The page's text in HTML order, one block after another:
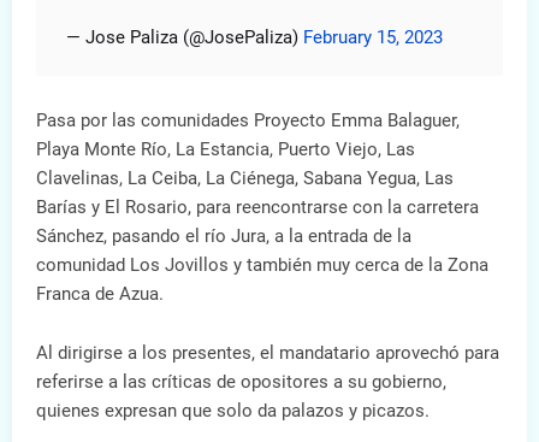
— Jose Paliza (@JosePaliza) February 15, 2023
Pasa por las comunidades Proyecto Emma Balaguer,
Playa Monte Río, La Estancia, Puerto Viejo, Las
Clavelinas, La Ceiba, La Ciénega, Sabana Yegua, Las
Barías y El Rosario, para reencontrarse con la carretera
Sánchez, pasando el río Jura, a la entrada de la
comunidad Los Jovillos y también muy cerca de la Zona
Franca de Azua.
Al dirigirse a los presentes, el mandatario aprovechó para
referirse a las críticas de opositores a su gobierno,
quienes expresan que solo da palazos y picazos.